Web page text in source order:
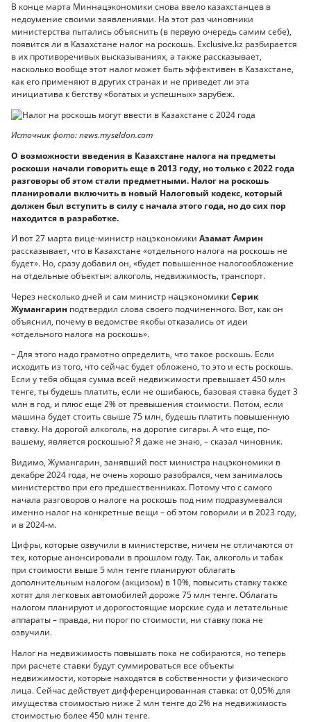
В конце марта Миннацэкономики снова ввело казахстанцев в
недоумение своими заявлениями. На этот раз чиновники
министерства пытались объяснить (в первую очередь самим себе),
появится ли в Казахстане налог на роскошь. Exclusive.kz разбирается
в их противоречивых высказываниях, а также рассказывает,
насколько вообще этот налог может быть эффективен в Казахстане,
как его применяют в других странах и не приведет ли эта
инициатива к бегству «богатых и успешных» зарубеж.
Источник фото: news.myseldon.com
О возможности введения в Казахстане налога на предметы
роскоши начали говорить еще в 2013 году, но только с 2022 года
разговоры об этом стали предметными. Налог на роскошь
планировали включить в новый Налоговый кодекс, который
должен был вступить в силу с начала этого года, но до сих пор
находится в разработке.
И вот 27 марта вице-министр нацэкономики Азамат Амрин
рассказывает, что в Казахстане «отдельного налога на роскошь не
будет». Но, сразу добавил он, «будет повышенное налогообложение
на отдельные объекты»: алкоголь, недвижимость, транспорт.
Через несколько дней и сам министр нацэкономики Серик
Жумангарин подтвердил слова своего подчиненного. Вот, как он
объяснил, почему в ведомстве якобы отказались от идеи
«отдельного налога на роскошь».
– Для этого надо грамотно определить, что такое роскошь. Если
исходить из того, что сейчас будет обложено, то это и есть роскошь.
Если у тебя общая сумма всей недвижимости превышает 450 млн
тенге, ты будешь платить, если не ошибаюсь, базовая ставка будет 3
млн в год, и плюс еще 2% от превышения стоимости. Потом, если
машина будет стоить свыше 75 млн, будешь платить повышенную
ставку. На дорогой алкоголь, на дорогие сигары. А что еще, по-
вашему, является роскошью? Я даже не знаю, – сказал чиновник.
Видимо, Жумангарин, занявший пост министра нацэкономики в
декабре 2024 года, не очень хорошо разобрался, чем занималось
министерство при его предшественниках. Потому что с самого
начала разговоров о налоге на роскошь под ним подразумевался
именно налог на конкретные вещи – об этом говорили и в 2023 году,
и в 2024-м.
Цифры, которые озвучили в министерстве, ничем не отличаются от
тех, которые анонсировали в прошлом году. Так, алкоголь и табак
при стоимости выше 5 млн тенге планируют облагать
дополнительным налогом (акцизом) в 10%, повысить ставку также
хотят для легковых автомобилей дороже 75 млн тенге. Облагать
налогом планируют и дорогостоящие морские суда и летательные
аппараты – правда, ни порог по стоимости, ни ставку пока не
озвучили.
Налог на недвижимость повышать пока не собираются, но теперь
при расчете ставки будут суммироваться все объекты
недвижимости, которые находятся в собственности у физического
лица. Сейчас действует дифференцированная ставка: от 0,05% для
имущества стоимостью ниже 2 млн тенге до 2% на недвижимость
стоимостью более 450 млн тенге.